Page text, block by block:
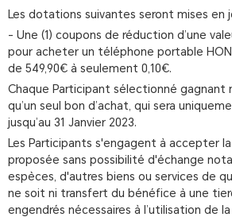
Les dotations suivantes seront mises en
- Une (1) coupons de réduction d’une
pour acheter un téléphone portable
de 549,90€ à seulement 0,10€.
Chaque Participant sélectionné
qu’un seul bon d’achat, qui sera
jusqu’au 31 Janvier 2023.
Les Participants s'engagent à accepter
proposée sans possibilité d'échange
espèces, d'autres biens ou services de
ne soit ni transfert du bénéfice à une
engendrés nécessaires à l’utilisation de